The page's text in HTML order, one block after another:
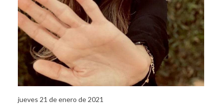
jueves 21 de enero de 2021